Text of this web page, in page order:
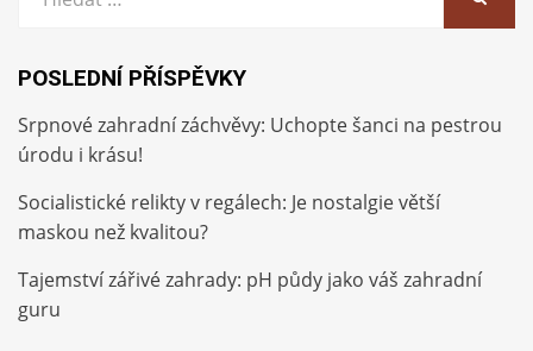
POSLEDNÍ PŘÍSPĚVKY
Srpnové zahradní záchvěvy: Uchopte šanci na pestrou
úrodu i krásu!
Socialistické relikty v regálech: Je nostalgie větší
maskou než kvalitou?
Tajemství zářivé zahrady: pH půdy jako váš zahradní
guru